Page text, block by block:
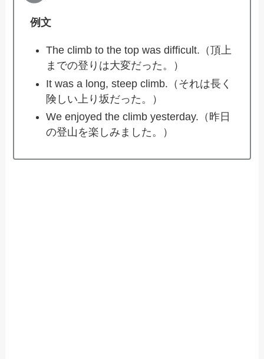
例文
The climb to the top was difficult.（頂上
までの登りは大変だった。）
It was a long, steep climb.（それは長く
険しい上り坂だった。）
We enjoyed the climb yesterday.（昨日
の登山を楽しみました。）